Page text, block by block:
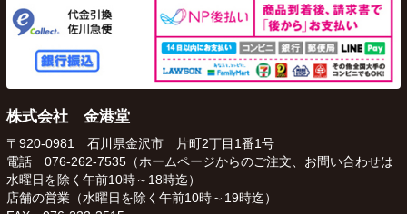
株式会社 金港堂
〒920-0981 石川県金沢市 片町2丁目1番1号
電話 076-262-7535（ホームページからのご注文、お問い合わせは
水曜日を除く午前10時～18時迄）
店舗の営業（水曜日を除く午前10時～19時迄）